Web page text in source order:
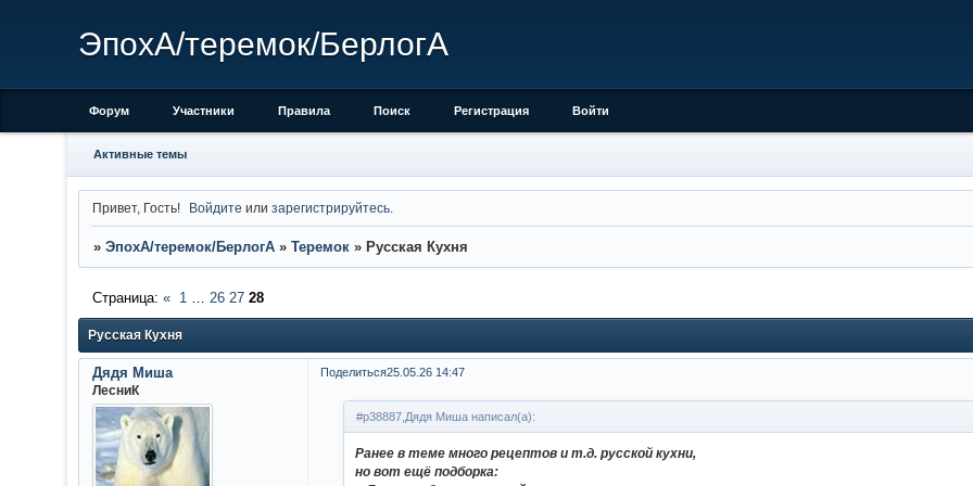
ЭпохА/теремок/БерлогА
Форум Участники Правила Поиск Регистрация Войти
Активные темы
Привет, Гость! Войдите илизарегистрируйтесь
» ЭпохА/теремок/БерлогА » Теремок » Русская Кухня
Русская Кухня
Страница: « 1 … 26 27 28
Поделиться25.05.26 14:47
Дядя Миша
ЛесниК
#p38887,Дядя Миша написал(а):
Ранее в теме много рецептов и т.д. русской кухни,
но вот ещё подборка: